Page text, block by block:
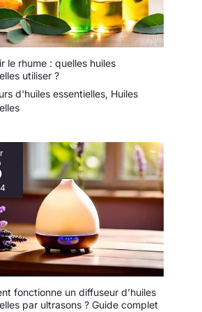
le rhume : quelles huiles
utiliser ?
d'huiles essentielles, Huiles
fonctionne un diffuseur d’huiles
par ultrasons ? Guide complet